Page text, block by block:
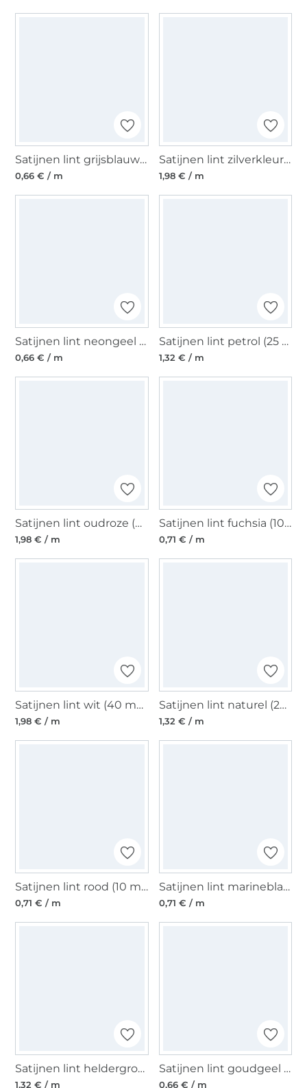
Satijnen lint grijsblauw (6 mm)
0,66 € / m
Satijnen lint zilverkleurig (40 mm)
1,98 € / m
Satijnen lint neongeel (6 mm)
0,66 € / m
Satijnen lint petrol (25 mm)
1,32 € / m
Satijnen lint oudroze (40 mm)
1,98 € / m
Satijnen lint fuchsia (10 mm)
0,71 € / m
Satijnen lint wit (40 mm)
1,98 € / m
Satijnen lint naturel (25 mm)
1,32 € / m
Satijnen lint rood (10 mm)
0,71 € / m
Satijnen lint marineblauw (10 mm)
0,71 € / m
Satijnen lint heldergroen (25 mm)
1,32 € / m
Satijnen lint goudgeel (6 mm)
0,66 € / m